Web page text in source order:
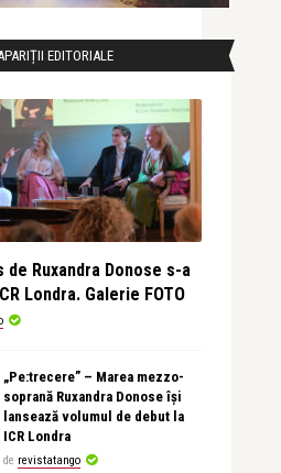
EDITORIALE
de Ruxandra Donose s-a
Londra. Galerie FOTO
„Pe:trecere” – Marea mezzo-
soprană Ruxandra Donose își
lansează volumul de debut la
ICR Londra
de revistatango